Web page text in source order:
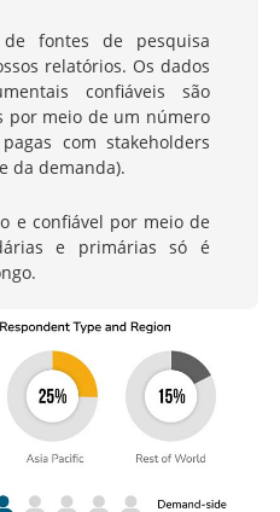
de fontes de pesquisa
relatórios. Os dados
confiáveis são
por meio de um número
com stakeholders
da demanda).
e confiável por meio de
e primárias só é